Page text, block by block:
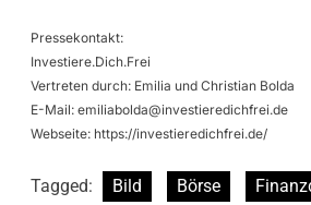
Pressekontakt:
Investiere.Dich.Frei
Vertreten durch: Emilia und Christian Bolda
E-Mail: emiliabolda@investieredichfrei.de
Webseite: https://investieredichfrei.de/
Tagged: Bild Börse